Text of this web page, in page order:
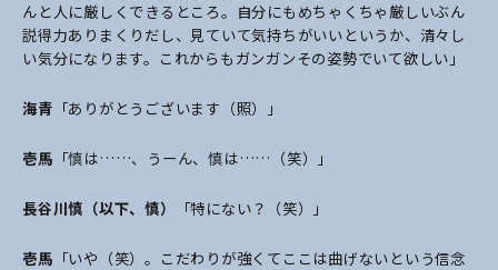
んと人に厳しくできるところ。自分にもめちゃくちゃ厳しいぶん
説得力ありまくりだし、見ていて気持ちがいいというか、清々し
い気分になります。これからもガンガンその姿勢でいて欲しい」
海青 「ありがとうございます（照）」
壱馬 「慎は……、うーん、慎は……（笑）」
長谷川慎（以下、慎） 「特にない？（笑）」
壱馬 「いや（笑）。こだわりが強くてここは曲げないという信念